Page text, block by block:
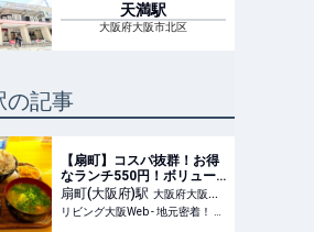
天満駅
大阪府大阪市北区
の記事
【扇町】コスパ抜群！お得
なランチ550円！ボリュー
ム満点！ご飯・お味噌汁お
かわり自由！「激安居酒
屋 ワイルドヤ」
扇町(大阪府)駅 大阪府大阪市
北区
リビング大阪Web - 地元密着！ 大阪市、堺市、北摂エリア、京阪沿線ほかのグルメ、イベント、お出かけ、習い事情報